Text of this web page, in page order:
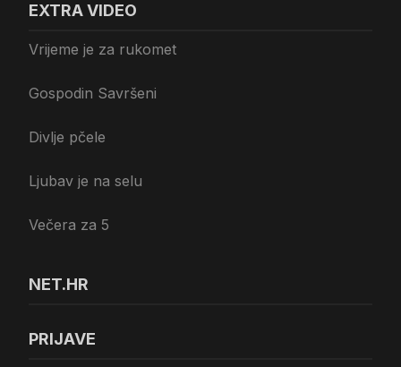
EXTRA VIDEO
Vrijeme je za rukomet
Gospodin Savršeni
Divlje pčele
Ljubav je na selu
Večera za 5
NET.HR
PRIJAVE